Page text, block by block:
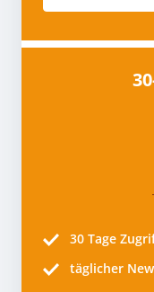
30 Tage
täglicher